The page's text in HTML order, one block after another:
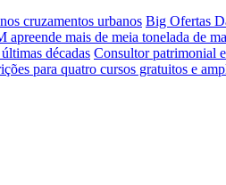
cruzamentos urbanos Big Ofertas
apreende mais de meia tonelada de
décadas Consultor patrimonial
para quatro cursos gratuitos e